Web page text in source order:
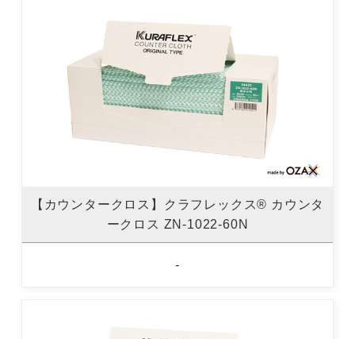
【カウンタークロス】クラフレックス® カウンタ
ークロス ZN-1022-60N
-